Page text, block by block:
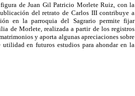
de Juan Gil Patricio Morlete Ruiz, con la
del retrato de Carlos III contribuye a
en la parroquia del Sagrario permite fijar
de Morlete, realizada a partir de los registros
y aporta algunas apreciaciones sobre
utilidad en futuros estudios para ahondar en la